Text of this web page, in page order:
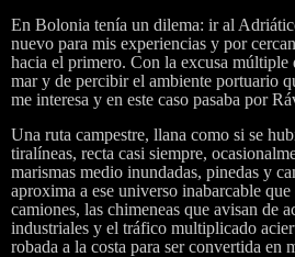
En Bolonia tenía un dilema: ir al
nuevo para mis experiencias y por
hacia el primero. Con la excusa múltiple
mar y de percibir el ambiente portuario
me interesa y en este caso pasaba por
Una ruta campestre, llana como si se
tiralíneas, recta casi siempre,
marismas medio inundadas, pinedas y
aproxima a ese universo inabarcable
camiones, las chimeneas que avisan de
industriales y el tráfico multiplicado
robada a la costa para ser convertida en